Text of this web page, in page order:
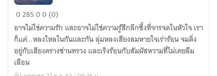
แสงจันทร์
ทะเล
ดาว
และ
อุ่น
ไอ
028500 (0)
อาจไม่ใช่ความรัก และอาจไม่ใช่ความรู้สึกลึกซึ้งที่จารจดในหัวใจ เรา
ก็แค่...หลงใหลในกันและกัน ลุ่มหลงเสียงลมหายใจเร่าร้อน จมดิ่ง
อยู่กับเสียงครางซ่านทรวง และเริงร้อนกับสัมผัสหวามที่ไม่เคยลืม
เลือน